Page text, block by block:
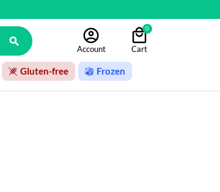

Account
0
Cart
Gluten-free Frozen